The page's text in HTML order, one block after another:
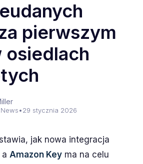
pierwszym
osiedlach
News•29 stycznia 2026
jak nowa integracja
a Amazon Key ma na celu